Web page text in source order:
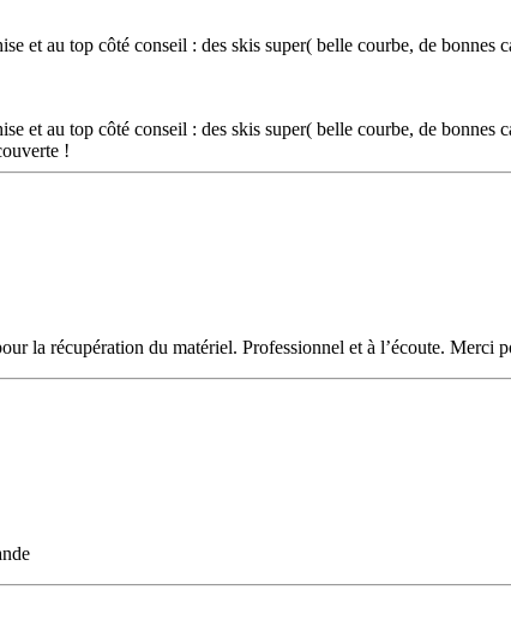
et au top côté conseil : des skis super( belle courbe, de bonnes
et au top côté conseil : des skis super( belle courbe, de bonnes
!
la récupération du matériel. Professionnel et à l’écoute. Merci